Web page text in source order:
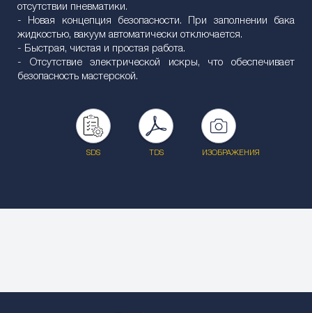
отсутствии пневматики.
- Новая концепция безопасности. При заполнении бака
жидкостью, вакуум автоматически отключается.
- Быстрая, чистая и простая работа.
- Отсутствие электрической искры, что обеспечивает
безопасность мастерской.
SDS TDS ИЗОБРАЖЕНИЯ